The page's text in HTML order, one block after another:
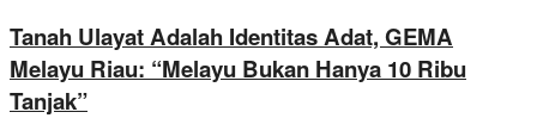
Tanah Ulayat Adalah Identitas Adat, GEMA
Melayu Riau: “Melayu Bukan Hanya 10 Ribu
Tanjak”